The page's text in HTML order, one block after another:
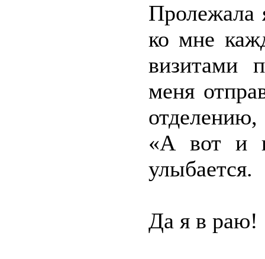
Пролежала
ко мне
визитами
меня
отделению,
«А вот и
улыбается.
Да я в раю!